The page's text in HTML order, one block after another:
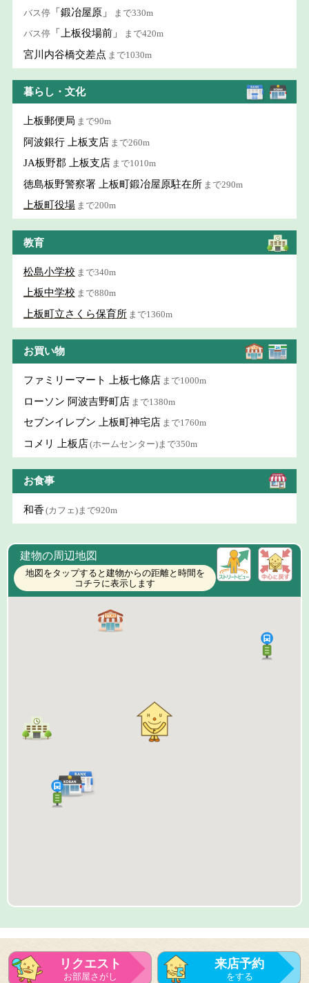
バス停 「鍛冶屋原」 まで330m
バス停 「上板役場前」 まで420m
宮川内谷橋交差点 まで1030m
暮らし・文化
上板郵便局 まで90m
阿波銀行 上板支店 まで260m
JA板野郡 上板支店 まで1010m
徳島板野警察署 上板町鍛冶屋原駐在所 まで290m
上板町役場 まで200m
教育
松島小学校 まで340m
上板中学校 まで880m
上板町立さくら保育所 まで1360m
お買い物
ファミリーマート 上板七條店 まで1000m
ローソン 阿波吉野町店 まで1380m
セブンイレブン 上板町神宅店 まで1760m
コメリ 上板店(ホームセンター)まで350m
お食事
和香 (カフェ)まで920m
建物の周辺地図
地図をタップすると建物からの距離と時間を
コチラに表示します
リクエスト
お部屋さがし
来店予約
をする